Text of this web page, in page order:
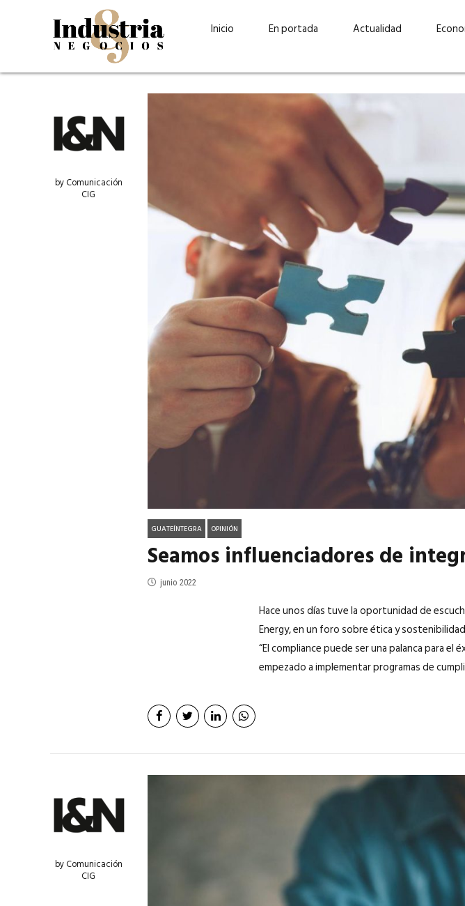
Inicio En portada
julio 2026
“La sostenibilidad está en
el centro de Cervecería
Ambev Guatemala» –
Ricardo Urteaga
mayo 2026
“Invertir con
cómo CBC
través de la
EN PORTADA
Actualidad
by Comunicación
CIG
GUATEÍNTEGRA OPINIÓN
Seamos influenciadores de
junio 2022
Hace unos días tuve la oportunidad de
Energy, en un foro sobre ética y
“El compliance puede ser una palanca para el
empezado a implementar programas de
by Comunicación
CIG